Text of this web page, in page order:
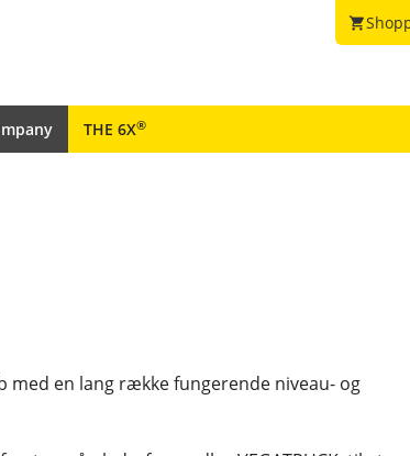
shopping_cart
THE 6X®
en lang række fungerende niveau- og